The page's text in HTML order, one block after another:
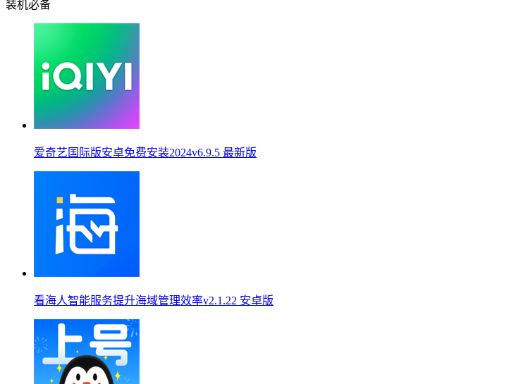
装机必备
爱奇艺国际版安卓免费安装2024v6.9.5 最新版
看海人智能服务提升海域管理效率v2.1.22 安卓版